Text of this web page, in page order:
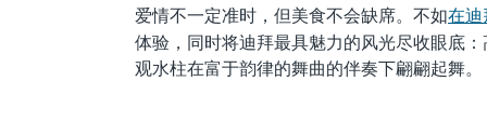
爱情不一定准时，但美食不会缺席。不如在
体验，同时将迪拜最具魅力的风光尽收眼底
观水柱在富于韵律的舞曲的伴奏下翩翩起舞。